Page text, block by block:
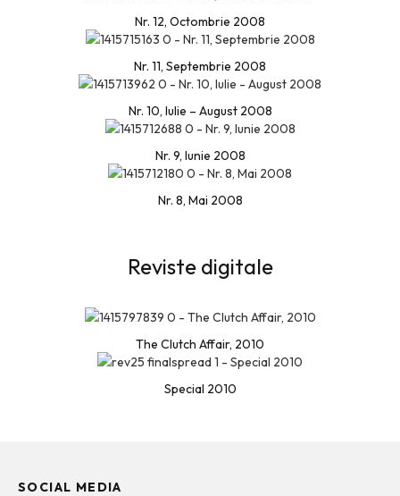
Nr. 12, Octombrie 2008
Nr. 11, Septembrie 2008
Nr. 10, Iulie – August 2008
Nr. 9, Iunie 2008
Nr. 8, Mai 2008
Reviste digitale
The Clutch Affair, 2010
Special 2010
SOCIAL MEDIA